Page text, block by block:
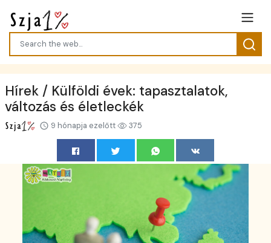
Hírek / Külföldi évek: tapasztalatok,
változás és életleckék
9 hónapja ezelőtt 375